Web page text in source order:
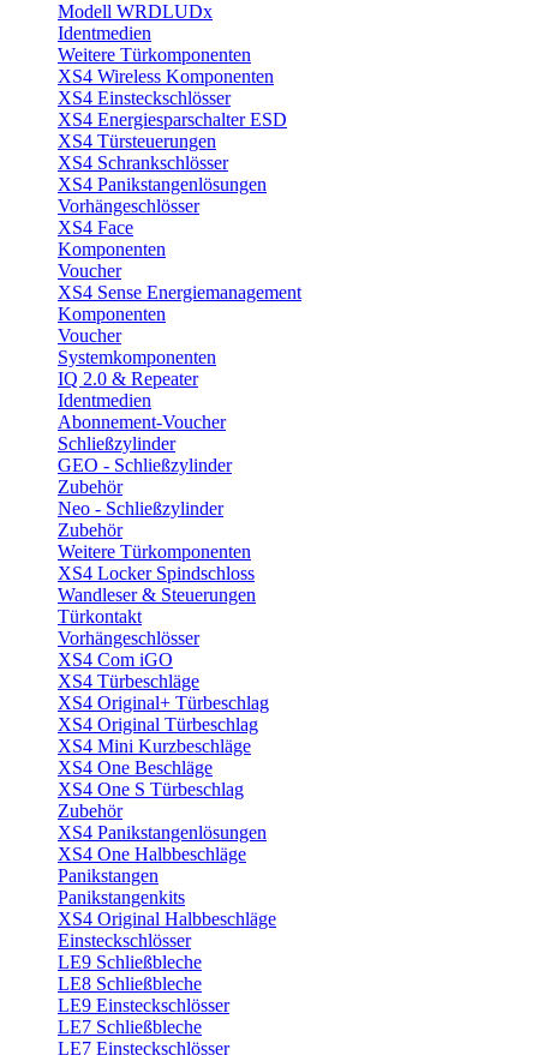
Modell WRDLUDx
Identmedien
Weitere Türkomponenten
XS4 Wireless Komponenten
XS4 Einsteckschlösser
XS4 Energiesparschalter ESD
XS4 Türsteuerungen
XS4 Schrankschlösser
XS4 Panikstangenlösungen
Vorhängeschlösser
XS4 Face
Komponenten
Voucher
XS4 Sense Energiemanagement
Komponenten
Voucher
Systemkomponenten
IQ 2.0 & Repeater
Identmedien
Abonnement-Voucher
Schließzylinder
GEO - Schließzylinder
Zubehör
Neo - Schließzylinder
Zubehör
Weitere Türkomponenten
XS4 Locker Spindschloss
Wandleser & Steuerungen
Türkontakt
Vorhängeschlösser
XS4 Com iGO
XS4 Türbeschläge
XS4 Original+ Türbeschlag
XS4 Original Türbeschlag
XS4 Mini Kurzbeschläge
XS4 One Beschläge
XS4 One S Türbeschlag
Zubehör
XS4 Panikstangenlösungen
XS4 One Halbbeschläge
Panikstangen
Panikstangenkits
XS4 Original Halbbeschläge
Einsteckschlösser
LE9 Schließbleche
LE8 Schließbleche
LE9 Einsteckschlösser
LE7 Schließbleche
LE7 Einsteckschlösser